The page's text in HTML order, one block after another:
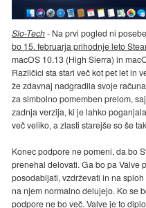
Slo-Tech- Na prvi pogled ni
bo 15. februarja prihodnje leto
macOS 10.13 (High Sierra) in
Različici sta stari več kot pet let in
že zdavnaj nadgradila svoje
za simbolno pomemben prelom,
zadnja verzija, ki je lahko
več veliko, a zlasti starejše so še
Konec podpore ne pomeni, da bo
prenehal delovati. Ga bo pa Valve
posodabljati, vzdrževati in na
na njem normalno delujejo. Ko se
podpore ne bo več. Valve je to